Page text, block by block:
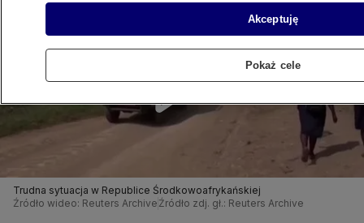
Trudna sytuacja w Republice Środkowoafrykańskiej
Źródło wideo: Reuters Archive Źródło zdj. gł.: Reuters Archive
Akceptuję
Pokaż cele